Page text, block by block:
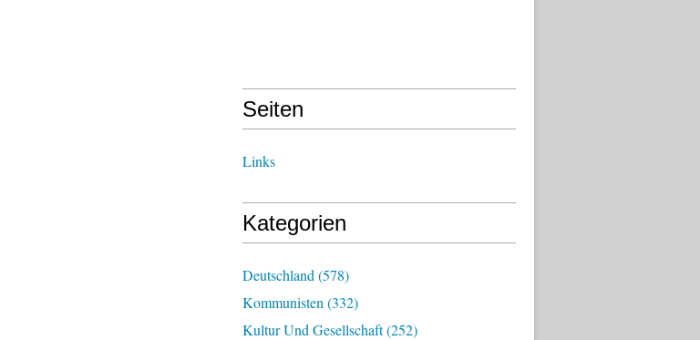
Seiten
Links
Kategorien
Deutschland (578)
Kommunisten (332)
Kultur Und Gesellschaft(252)